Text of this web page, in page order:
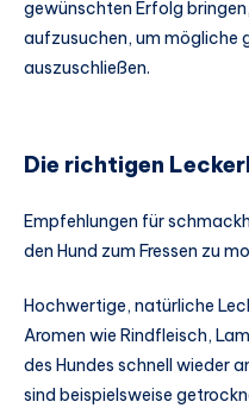
gewünschten Erfolg
aufzusuchen, um mögliche
auszuschließen.
Die richtigen
Empfehlungen für
den Hund zum Fressen zu
Hochwertige, natürliche
Aromen wie Rindfleisch,
des Hundes schnell wieder
sind beispielsweise